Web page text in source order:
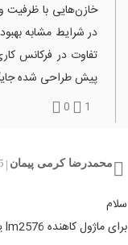
خازن‌هایی با ظرفیت
تفاوت در فرکانس
پیش طراحی شده
1
0
محمدرضا کرمی پیمان 5
سلام
برای ماژول کاهنده lm2576 یا lm2596 که در سایت میفروشید قابل استفادست ایا ؟